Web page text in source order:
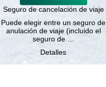
Seguro de cancelación de viaje
Puede elegir entre un seguro de
anulación de viaje (incluido el
seguro de …
Detalles